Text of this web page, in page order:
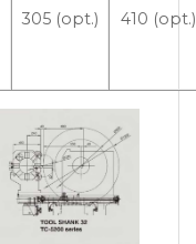
305 (opt.) 410 (opt.)